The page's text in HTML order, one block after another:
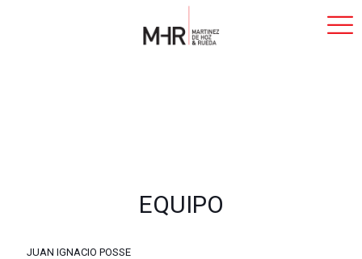
EQUIPO
JUAN IGNACIO POSSE